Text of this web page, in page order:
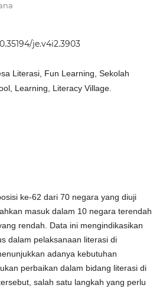
je.v4i2.3903
Literasi, Fun Learning, Sekolah
Learning, Literacy Village.
ke-62 dari 70 negara yang diuji
masuk dalam 10 negara terendah
rendah. Data ini mengindikasikan
dalam pelaksanaan literasi di
adanya kebutuhan
perbaikan dalam bidang literasi di
salah satu langkah yang perlu